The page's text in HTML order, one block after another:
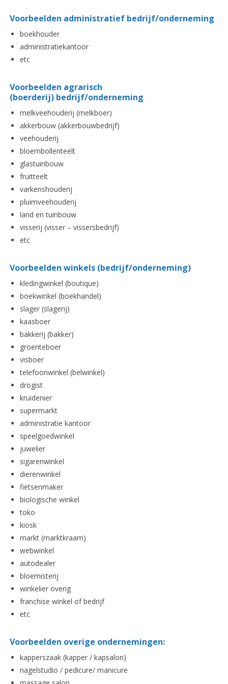
Voorbeelden administratief bedrijf/onderneming
boekhouder
administratiekantoor
etc
Voorbeelden agrarisch
(boerderij) bedrijf/onderneming
melkveehouderij (melkboer)
akkerbouw (akkerbouwbedrijf)
veehouderij
bloembollenteelt
glastuinbouw
fruitteelt
varkenshouderij
pluimveehouderij
land en tuinbouw
visserij (visser – vissersbedrijf)
etc
Voorbeelden winkels (bedrijf/onderneming)
kledingwinkel (boutique)
boekwinkel (boekhandel)
slager (slagerij)
kaasboer
bakkerij (bakker)
groenteboer
visboer
telefoonwinkel (belwinkel)
drogist
kruidenier
supermarkt
administratie kantoor
speelgoedwinkel
juwelier
sigarenwinkel
dierenwinkel
fietsenmaker
biologische winkel
toko
kiosk
markt (marktkraam)
webwinkel
autodealer
bloemisterij
winkelier overig
franchise winkel of bedrijf
etc
Voorbeelden overige ondernemingen:
kapperszaak (kapper / kapsalon)
nagelstudio / pedicure/ manicure